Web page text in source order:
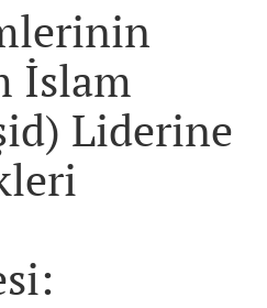
İslam
Liderine